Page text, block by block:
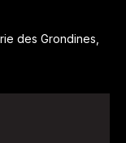
des Grondines,